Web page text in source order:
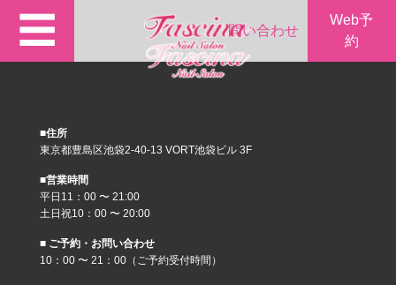
☰ 問い合わせ
Web予
約
■住所
東京都豊島区池袋2-40-13 VORT池袋ビル 3F
■営業時間
平日11：00 〜 21:00
土日祝10：00 〜 20:00
■ ご予約・お問い合わせ
10：00 〜 21：00（ご予約受付時間）